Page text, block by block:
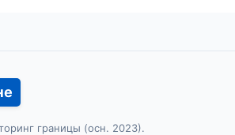
границы (осн. 2023).